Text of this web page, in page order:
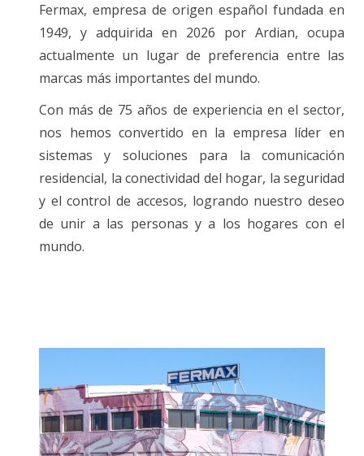
Fermax, empresa de origen español fundada en
1949, y adquirida en 2026 por Ardian, ocupa
actualmente un lugar de preferencia entre las
marcas más importantes del mundo.
Con más de 75 años de experiencia en el sector,
nos hemos convertido en la empresa líder en
sistemas y soluciones para la comunicación
residencial, la conectividad del hogar, la seguridad
y el control de accesos, logrando nuestro deseo
de unir a las personas y a los hogares con el
mundo.